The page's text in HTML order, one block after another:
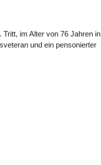
im Alter von 76 Jahren in
und ein pensonierter